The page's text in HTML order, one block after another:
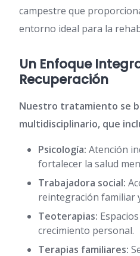
campestre que
entorno ideal para la
Un Enfoque
Recuperación
Nuestro tratamiento se
multidisciplinario, que
Psicología: Atención
fortalecer la salud
Trabajadora social:
reintegración familiar
Teoterapias:
crecimiento personal.
Terapias familiares: